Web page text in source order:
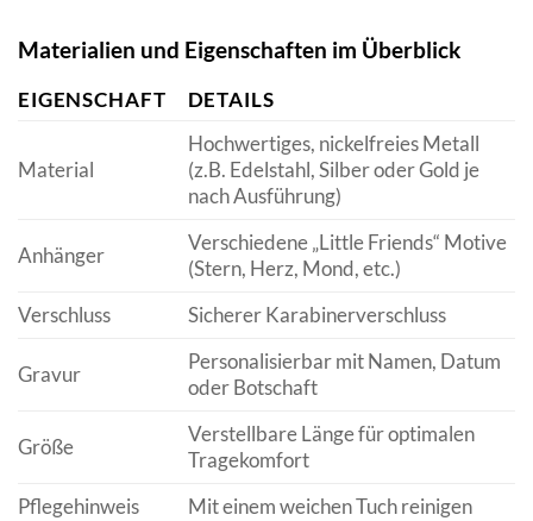
Materialien und Eigenschaften im Überblick
EIGENSCHAFT DETAILS
Material
Hochwertiges, nickelfreies Metall
(z.B. Edelstahl, Silber oder Gold je
nach Ausführung)
Anhänger
Verschiedene „Little Friends“ Motive
(Stern, Herz, Mond, etc.)
Verschluss
Sicherer Karabinerverschluss
Gravur
Personalisierbar mit Namen, Datum
oder Botschaft
Größe
Verstellbare Länge für optimalen
Tragekomfort
Pflegehinweis
Mit einem weichen Tuch reinigen